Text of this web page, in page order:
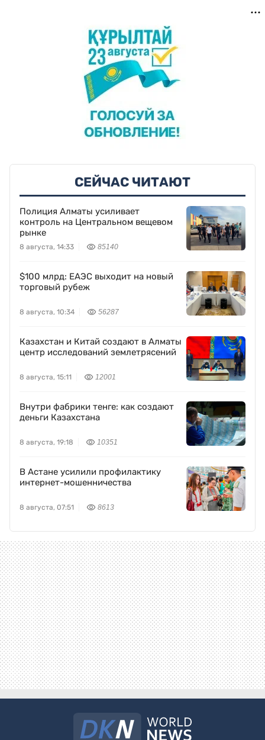
СЕЙЧАС ЧИТАЮТ
Полиция Алматы усиливает
контроль на Центральном вещевом
рынке
8 августа, 14:33 85140
$100 млрд: ЕАЭС выходит на новый
торговый рубеж
8 августа, 10:34 56287
Казахстан и Китай создают в Алматы
центр исследований землетрясений
8 августа, 15:11 12001
Внутри фабрики тенге: как создают
деньги Казахстана
8 августа, 19:18 10351
В Астане усилили профилактику
интернет-мошенничества
8 августа, 07:51 8613